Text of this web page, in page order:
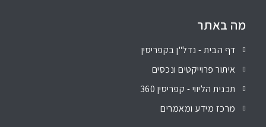
מה באתר
דף הבית - נדל"ן בקפריסין
איתור פרוייקטים ונכסים
תכנית הליווי - קפריסין 360
מרכז מידע ומאמרים